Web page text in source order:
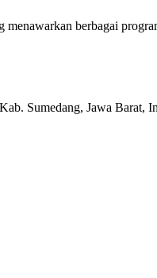
berbagai
Sumedang, Jawa Barat,